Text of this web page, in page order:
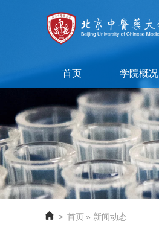
首页 学院概况
> 首页 » 新闻动态